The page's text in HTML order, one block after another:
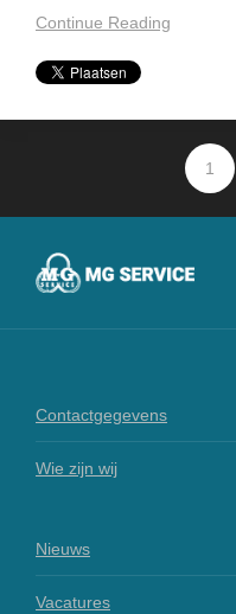
Continue Reading
1
Contactgegevens
Wie zijn wij
Nieuws
Vacatures